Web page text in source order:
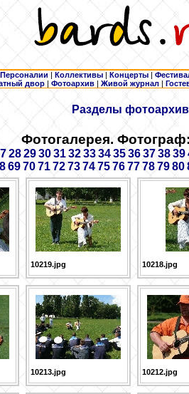
Персоналии | Коллективы | Концерты |
двор | Фотоархив | Живой журнал |
Разделы
Фотогалерея.
282930313233343536373839
697071727374757677787980
10219.jpg 10218.jpg
10213.jpg 10212.jpg